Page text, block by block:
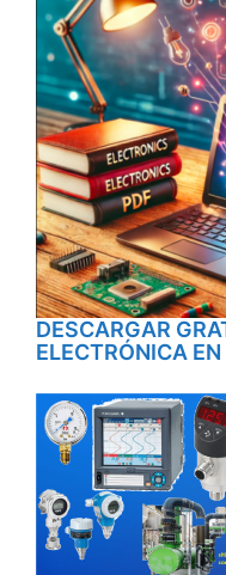
DESCARGAR
ELECTRÓNICA EN